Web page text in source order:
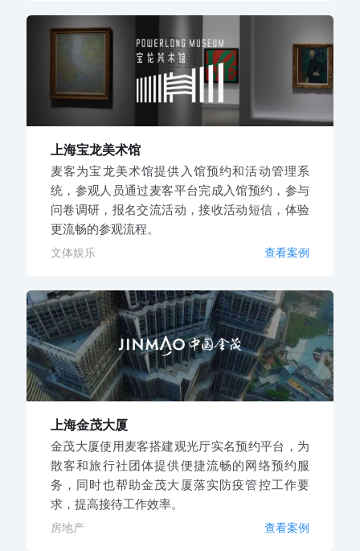
上海宝龙美术馆
麦客为宝龙美术馆提供入馆预约和活动管理系
统，参观人员通过麦客平台完成入馆预约，参与
问卷调研，报名交流活动，接收活动短信，体验
更流畅的参观流程。
文体娱乐 查看案例
上海金茂大厦
金茂大厦使用麦客搭建观光厅实名预约平台，为
散客和旅行社团体提供便捷流畅的网络预约服
务，同时也帮助金茂大厦落实防疫管控工作要
求，提高接待工作效率。
房地产 查看案例